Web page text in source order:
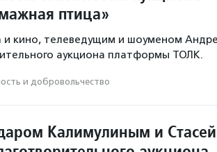
птица»
и кино, телеведущим и шоуменом
аукциона платформы ТОЛК.
и доброволь­чест­во
Калимулиным и Стасей